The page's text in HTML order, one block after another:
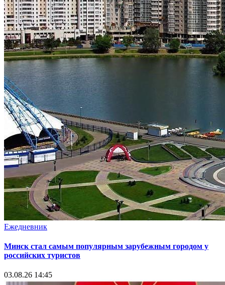
Ежедневник
Минск стал самым популярным зарубежным городом у
российских туристов
03.08.26 14:45